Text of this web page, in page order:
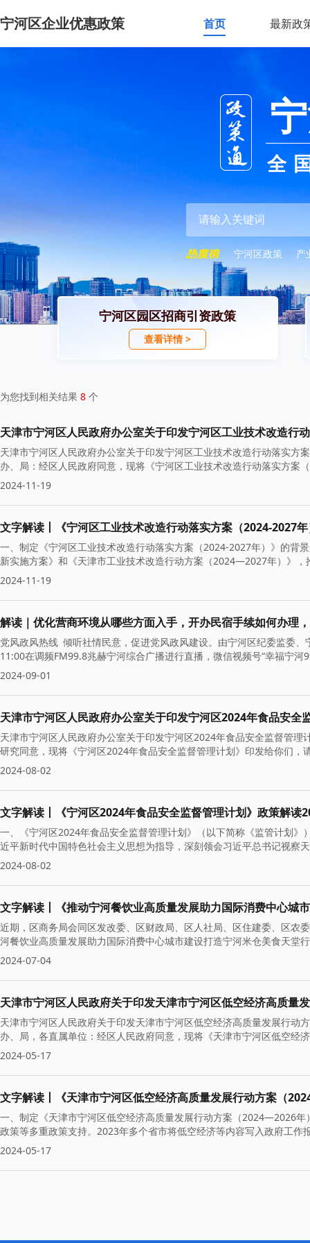
宁河区企业优惠政策 首页 最新政
全
宁河区政策 产
宁河区园区招商引资政策
查看详情 >
为您找到相关结果 8 个
天津市宁河区人民政府办公室关于印发宁河区工业技术改造行
天津市宁河区人民政府办公室关于印发宁河区工业技术改造行动落实
办、局：经区人民政府同意，现将《宁河区工业技术改造行动落实方案
2024-11-19
文字解读丨《宁河区工业技术改造行动落实方案（2024-2027
一、制定《宁河区工业技术改造行动落实方案（2024-2027年）》的背
新实施方案》和《天津市工业技术改造行动方案（2024—2027年）》
2024-11-19
解读｜优化营商环境从哪些方面入手，开办民宿手续如何办理
党风政风热线 倾听社情民意，促进党风政风建设。由宁河区纪委监委
11:00在调频FM99.8兆赫宁河综合广播进行直播，微信视频号“幸福宁河
2024-09-01
天津市宁河区人民政府办公室关于印发宁河区2024年食品安全
天津市宁河区人民政府办公室关于印发宁河区2024年食品安全监督管
研究同意，现将《宁河区2024年食品安全监督管理计划》印发给你们
2024-08-02
文字解读丨《宁河区2024年食品安全监督管理计划》政策解读
一、《宁河区2024年食品安全监督管理计划》（以下简称《监管计划
近平新时代中国特色社会主义思想为指导，深刻领会习近平总书记视察
2024-08-02
文字解读丨《推动宁河餐饮业高质量发展助力国际消费中心城
近期，区商务局会同区发改委、区财政局、区人社局、区住建委、区农
河餐饮业高质量发展助力国际消费中心城市建设打造宁河米仓美食天堂
2024-07-04
天津市宁河区人民政府关于印发天津市宁河区低空经济高质
天津市宁河区人民政府关于印发天津市宁河区低空经济高质量发展行
办、局，各直属单位：经区人民政府同意，现将《天津市宁河区低空
2024-05-17
文字解读丨《天津市宁河区低空经济高质量发展行动方案（
一、制定《天津市宁河区低空经济高质量发展行动方案（2024—2026
政策等多重政策支持。2023年多个省市将低空经济等内容写入政府工
2024-05-17